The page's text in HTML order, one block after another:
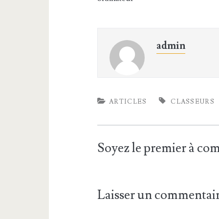
admin
ARTICLES CLASSEURS
Soyez le premier à
Laisser un